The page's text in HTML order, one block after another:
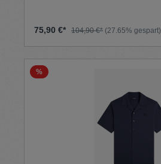
75,90 €* 104,90 €* (27.65% gespart)
%